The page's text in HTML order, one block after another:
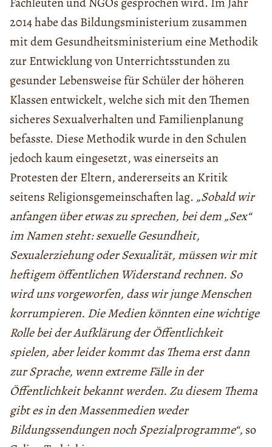
2014 habe das Bildungsministerium zusammen
mit dem Gesundheitsministerium eine Methodik
zur Entwicklung von Unterrichtsstunden zu
gesunder Lebensweise für Schüler der höheren
Klassen entwickelt, welche sich mit den Themen
sicheres Sexualverhalten und Familienplanung
befasste. Diese Methodik wurde in den Schulen
jedoch kaum eingesetzt, was einerseits an
Protesten der Eltern, andererseits an Kritik
seitens Religionsgemeinschaften lag. „Sobald wir
anfangen über etwas zu sprechen, bei dem „Sex“
im Namen steht: sexuelle Gesundheit,
Sexualerziehung oder Sexualität, müssen wir mit
heftigem öffentlichen Widerstand rechnen. So
wird uns vorgeworfen, dass wir junge Menschen
korrumpieren. Die Medien könnten eine wichtige
Rolle bei der Aufklärung der Öffentlichkeit
spielen, aber leider kommt das Thema erst dann
zur Sprache, wenn extreme Fälle in der
Öffentlichkeit bekannt werden. Zu diesem Thema
gibt es in den Massenmedien weder
Bildungssendungen noch Spezialprogramme“, so